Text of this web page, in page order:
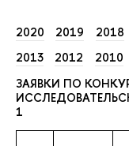
2020 2019 2018
2013
2012 2010
ЗАЯВКИ ПО
1